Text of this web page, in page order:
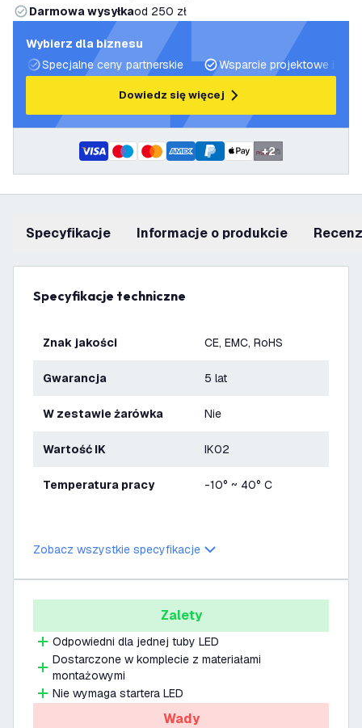
Darmowa wysyłkaod 250 zł
Wybierz dla biznesu
Specjalne ceny partnerskie
Wsparcie projektowe i
Dowiedz się więcej
+2
Specyfikacje informacje o produkcie
Specyfikacje techniczne
Znak jakości CE, EMC, RoHS
Gwarancja 5 lat
W zestawie żarówka Nie
Wartość IK IK02
Temperatura pracy -10° ~ 40° C
Zobacz wszystkie specyfikacje
Zalety
Odpowiedni dla jednej tuby LED
Dostarczone w komplecie z materiałami
montażowymi
Nie wymaga startera LED
Wady